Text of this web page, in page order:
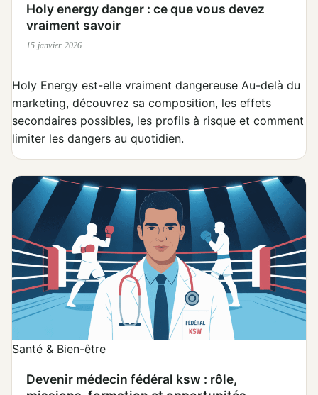
Holy energy danger : ce que vous devez
vraiment savoir
15 janvier 2026
Holy Energy est-elle vraiment dangereuse Au-delà du
marketing, découvrez sa composition, les effets
secondaires possibles, les profils à risque et comment
limiter les dangers au quotidien.
Santé & Bien-être
Devenir médecin fédéral ksw : rôle,